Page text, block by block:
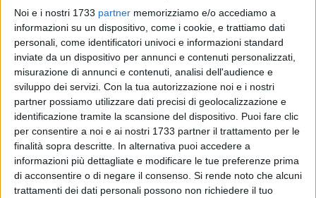
Noi e i nostri 1733 partner memorizziamo e/o accediamo a
informazioni su un dispositivo, come i cookie, e trattiamo dati
personali, come identificatori univoci e informazioni standard
inviate da un dispositivo per annunci e contenuti personalizzati,
misurazione di annunci e contenuti, analisi dell'audience e
sviluppo dei servizi. Con la tua autorizzazione noi e i nostri
partner possiamo utilizzare dati precisi di geolocalizzazione e
identificazione tramite la scansione del dispositivo. Puoi fare clic
per consentire a noi e ai nostri 1733 partner il trattamento per le
finalità sopra descritte. In alternativa puoi accedere a
informazioni più dettagliate e modificare le tue preferenze prima
di acconsentire o di negare il consenso. Si rende noto che alcuni
trattamenti dei dati personali possono non richiedere il tuo
BARLETTA - 23 MARZO 2026
Serie C, aggancio al quarto posto. Joy Volley
Femminile – Nelly Volley 1-3
BARLETTA - 23 MARZO 2026
Gravina-Barletta 0-2, le pagelle del match
BARLETTA - 22 MARZO 2026
Il Barletta vince a Gravina ed ora è solo in vetta